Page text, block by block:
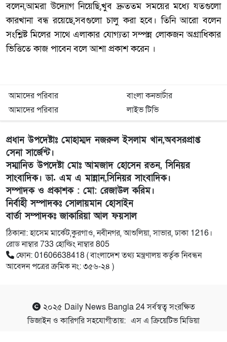
বলেন,আমরা উদ্যোগ নিয়েছি,খুব দ্রুততম সময়ের মধ্যে যতগুলো
কারখানা বন্ধ রয়েছে,সবগুলো চালু করা হবে। তিনি আরো বলেন
সংশ্লিষ্ট মিলের সাথে এলাকার যোগ্যতা সম্পন্ন লোকজন অগ্রাধিকার
ভিত্তিতে কাজ পাবেন বলে আশা প্রকাশ করেন ।
আমাদের পরিবার
বাংলা কনভার্টার
আমাদের পরিবার
লাইভ টিভি
প্রধান উপদেষ্টাঃ মোহাম্মদ নজরুল ইসলাম খান,অবসরপ্রাপ্ত
সেনা সার্জেন্ট।
সম্মানিত উপদেষ্টা মোঃ আমজাদ হোসেন রতন, সিনিয়র
সাংবাদিক। ডা. এম এ মান্নান,সিনিয়র সাংবাদিক।
সম্পাদক ও প্রকাশক : মো: রেজাউল করিম।
নির্বাহী সম্পাদকঃ সোলায়মান হোসাইন
বার্তা সম্পাদকঃ জাকারিয়া আল ফয়সাল
ঠিকানা: হাসেম মার্কেট,কুরগাও, নবীনগর, আশুলিয়া, সাভার, ঢাকা 1216।
রোড নাম্বার 733 হোল্ডিং নাম্বার 805
ফোন: 01606638418 ( বাংলাদেশ তথ্য মন্ত্রণালয় কর্তৃক নিবন্ধন
আবেদন পত্রের ক্রমিক নং: ৩৫৬-২৪ )
২০২৫ Daily News Bangla 24সর্বস্বত্ব সংরক্ষিত
ডিজাইন ও কারিগরি সহযোগীতায়: এস এ ক্রিয়েটিভ মিডিয়া